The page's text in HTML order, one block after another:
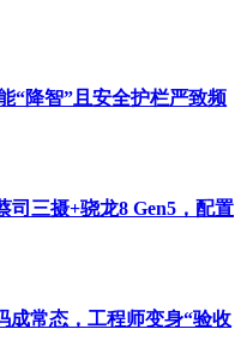
“降智”且安全护栏严致频
司三摄+骁龙8 Gen5，配置
成常态，工程师变身“验收